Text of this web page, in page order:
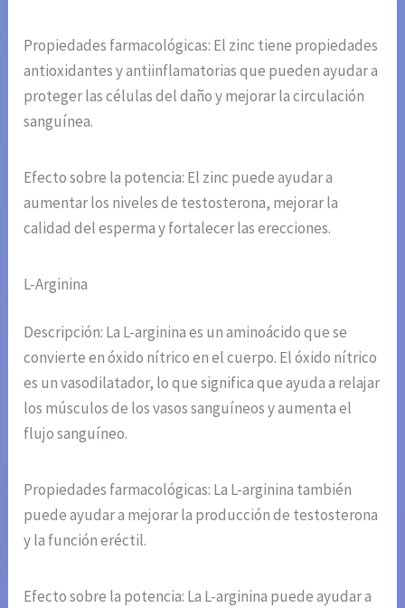
Propiedades farmacológicas: El zinc tiene propiedades
antioxidantes y antiinflamatorias que pueden ayudar a
proteger las células del daño y mejorar la circulación
sanguínea.
Efecto sobre la potencia: El zinc puede ayudar a
aumentar los niveles de testosterona, mejorar la
calidad del esperma y fortalecer las erecciones.
L-Arginina
Descripción: La L-arginina es un aminoácido que se
convierte en óxido nítrico en el cuerpo. El óxido nítrico
es un vasodilatador, lo que significa que ayuda a relajar
los músculos de los vasos sanguíneos y aumenta el
flujo sanguíneo.
Propiedades farmacológicas: La L-arginina también
puede ayudar a mejorar la producción de testosterona
y la función eréctil.
Efecto sobre la potencia: La L-arginina puede ayudar a